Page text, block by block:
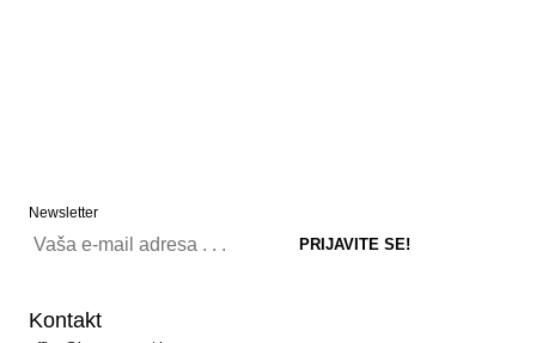
Newsletter
Kontakt